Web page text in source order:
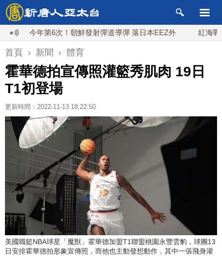
今年第6次！朝鮮發射彈道導彈 落日本EEZ外 紅海戰火續升
首頁 › 新聞 › 體育
霍華德拍宣傳照灌籃秀肌肉 19日
T1初登場
更新時間：2022-11-13 18:22:50
美國職籃NBA球星「魔獸」霍華德加盟T1聯盟桃園永豐雲豹，球團13
日安排霍華德拍形象宣傳照，而他也主動發想動作，其中一張飛身灌